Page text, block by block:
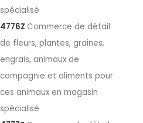
spécialisé
4776Z Commerce de détail
de fleurs, plantes, graines,
engrais, animaux de
compagnie et aliments pour
ces animaux en magasin
spécialisé